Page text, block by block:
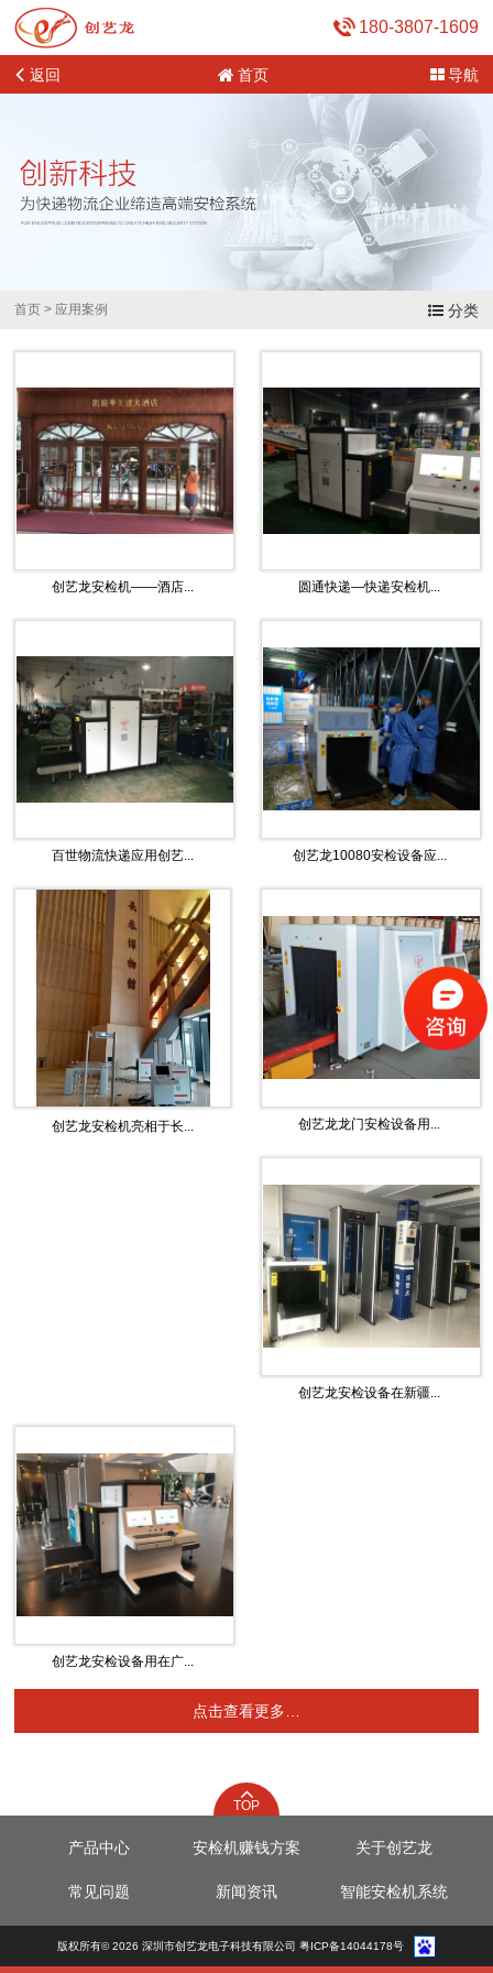
180-3807-1609
返回 首页 导航
分类
首页 > 应用案例
创艺龙安检机——酒店... 圆通快递—快递安检机...
百世物流快递应用创艺... 创艺龙10080安检设备应...
创艺龙安检机亮相于长... 创艺龙龙门安检设备用...
创艺龙安检设备在新疆...
创艺龙安检设备用在广...
点击查看更多…
TOP
产品中心 安检机赚钱方案 关于创艺龙
常见问题 新闻资讯 智能安检机系统
版权所有© 2026 深圳市创艺龙电子科技有限公司 粤ICP备14044178号